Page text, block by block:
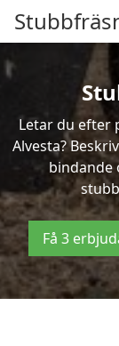
Letar du efter
Alvesta?
Få 3